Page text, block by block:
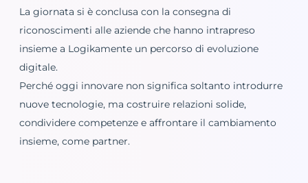
La giornata si è conclusa con la consegna di
riconoscimenti alle aziende che hanno intrapreso
insieme a Logikamente un percorso di evoluzione
digitale.
Perché oggi innovare non significa soltanto introdurre
nuove tecnologie, ma costruire relazioni solide,
condividere competenze e affrontare il cambiamento
insieme, come partner.